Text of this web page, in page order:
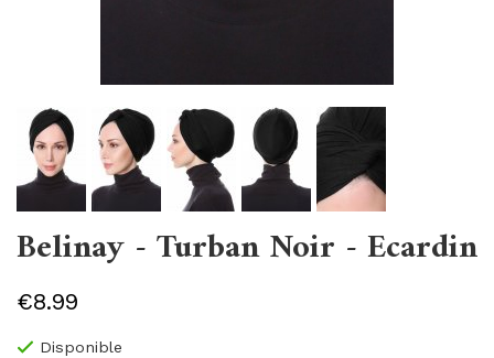
Belinay - Turban Noir - Ecardin
€8.99
Disponible